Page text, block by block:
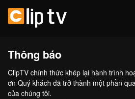
Thông báo
ClipTV chính thức khép lại hành trình
ơn Quý khách đã trở thành một phần
của chúng tôi.